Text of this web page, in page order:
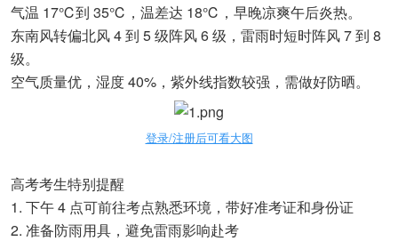
气温 17℃到 35℃，温差达 18℃，早晚凉爽午后炎热。
东南风转偏北风 4 到 5 级阵风 6 级，雷雨时短时阵风 7 到 8
级。
空气质量优，湿度 40%，紫外线指数较强，需做好防晒。
登录/注册后可看大图
高考考生特别提醒
1. 下午 4 点可前往考点熟悉环境，带好准考证和身份证
2. 准备防雨用具，避免雷雨影响赴考